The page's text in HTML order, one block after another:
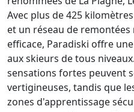
Avec plus de 425
et un réseau de
efficace, Paradiski offre
aux skieurs de tous
sensations fortes peuvent
vertigineuses, tandis que
zones d'apprentissage